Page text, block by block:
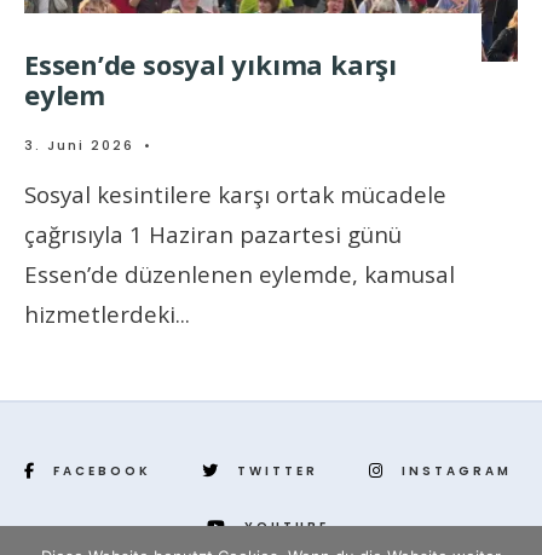
Essen’de sosyal yıkıma karşı
eylem
3. Juni 2026 •
Sosyal kesintilere karşı ortak mücadele
çağrısıyla 1 Haziran pazartesi günü
Essen’de düzenlenen eylemde, kamusal
hizmetlerdeki...
FACEBOOK TWITTER INSTAGRAM
YOUTUBE